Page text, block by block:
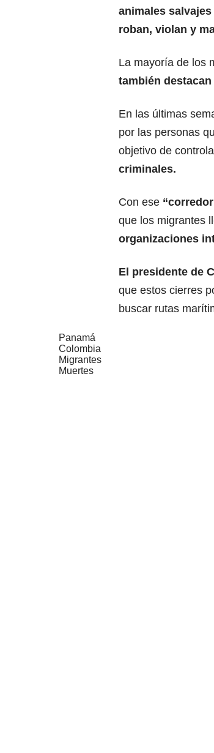
animales
roban, violan y
La mayoría de los
también
En las últimas
por las personas
objetivo de
criminales.
Con ese
que los migrantes
organizaciones
El presidente de
que estos cierres
buscar rutas
Panamá
Colombia
Migrantes
Muertes